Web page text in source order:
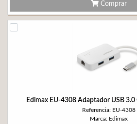
Comprar
Edimax EU-4308 Adaptador USB 3.0
Referencia: EU-4308
Marca: Edimax